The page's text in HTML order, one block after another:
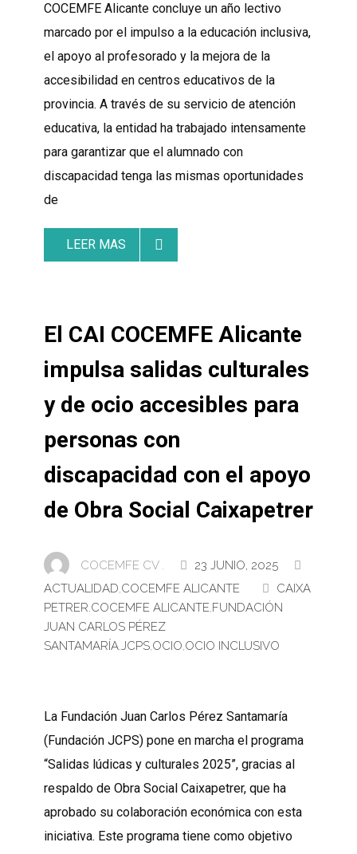
COCEMFE Alicante concluye un año lectivo
marcado por el impulso a la educación inclusiva,
el apoyo al profesorado y la mejora de la
accesibilidad en centros educativos de la
provincia. A través de su servicio de atención
educativa, la entidad ha trabajado intensamente
para garantizar que el alumnado con
discapacidad tenga las mismas oportunidades
de
LEER MAS
El CAI COCEMFE Alicante
impulsa salidas culturales
y de ocio accesibles para
personas con
discapacidad con el apoyo
de Obra Social Caixapetrer
COCEMFE CV .
23 JUNIO, 2025
ACTUALIDAD,COCEMFE ALICANTE
CAIXA
PETRER,COCEMFE ALICANTE,FUNDACIÓN
JUAN CARLOS PÉREZ
SANTAMARÍA,JCPS,OCIO,OCIO INCLUSIVO
La Fundación Juan Carlos Pérez Santamaría
(Fundación JCPS) pone en marcha el programa
“Salidas lúdicas y culturales 2025”, gracias al
respaldo de Obra Social Caixapetrer, que ha
aprobado su colaboración económica con esta
iniciativa. Este programa tiene como objetivo